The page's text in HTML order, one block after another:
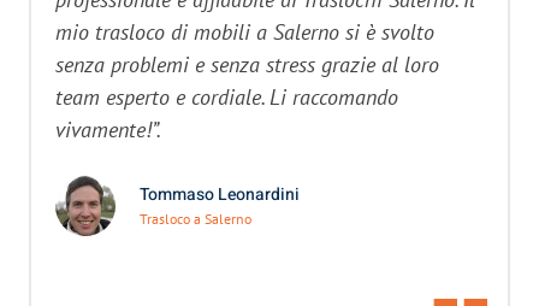
mio trasloco di mobili a Salerno si è svolto
senza problemi e senza stress grazie al loro
team esperto e cordiale. Li raccomando
vivamente!”.
Tommaso Leonardini
Trasloco a Salerno